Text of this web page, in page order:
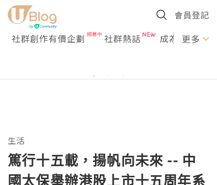
會員登記
社群創作有價企劃 社群熱話 成為U更多
生活
篤行十五載，揚帆向未來 -- 中
國太保舉辦港股上市十五周年系